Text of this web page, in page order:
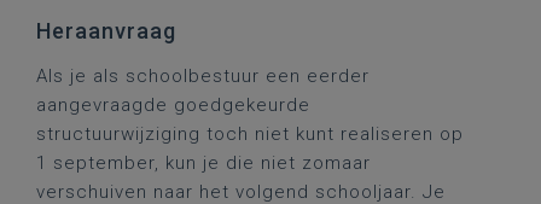
Heraanvraag
Als je als schoolbestuur een eerder
aangevraagde goedgekeurde
structuurwijziging toch niet kunt realiseren op
1 september, kun je die niet zomaar
verschuiven naar het volgend schooljaar. Je